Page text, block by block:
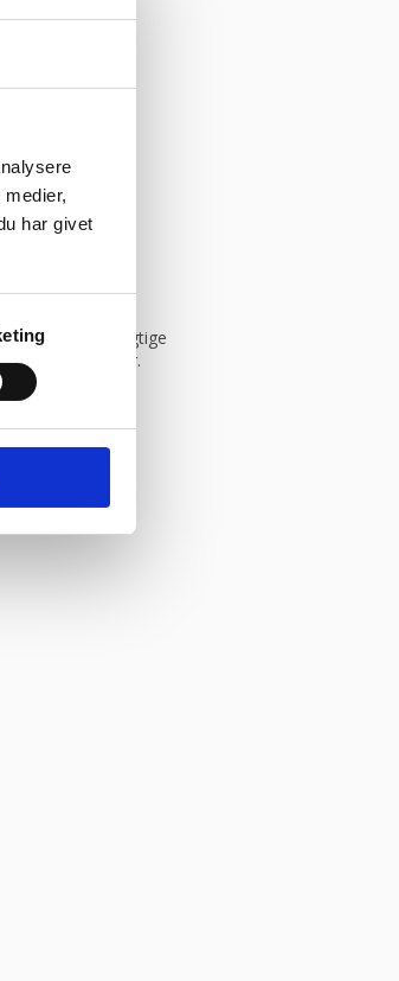
har givet
dig derfor de rigtige
for bageriudstyr.